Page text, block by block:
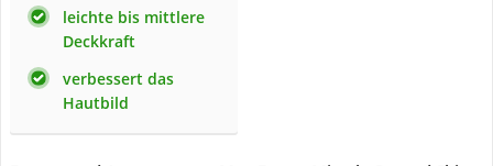
leichte bis mittlere
Deckkraft
verbessert das
Hautbild